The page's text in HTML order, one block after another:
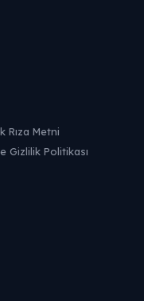
Rıza Metni
Gizlilik Politikası